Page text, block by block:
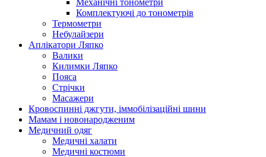
Механічні тонометри
Комплектуючі до тонометрів
Термометри
Небулайзери
Аплікатори Ляпко
Валики
Килимки Ляпко
Пояса
Стрічки
Масажери
Кровоспинні джгути, іммобілізаційні шини
Мамам і новонародженим
Медичний одяг
Медичні халати
Медичні костюми